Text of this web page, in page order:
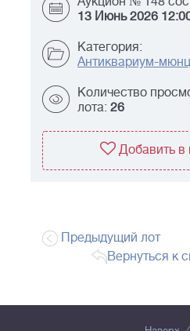
13 Июнь 2026
Категория:
Антиквариум-мюнц
Количество
лота: 26
Добавить в
Предыдущий лот
Вернуться к